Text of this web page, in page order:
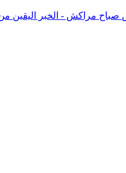
صباح مراكش - الخبر اليقين